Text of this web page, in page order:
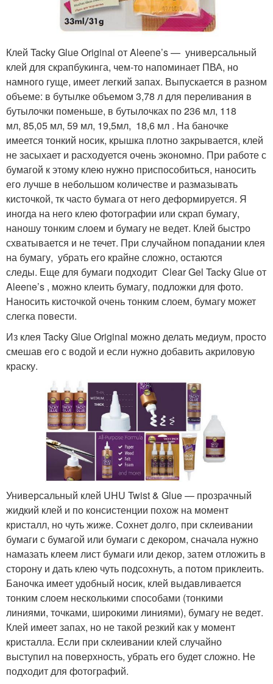
Клей Tacky Glue Original от Aleene’s — универсальный
клей для скрапбукинга, чем-то напоминает ПВА, но
намного гуще, имеет легкий запах. Выпускается в разном
объеме: в бутылке объемом 3,78 л для переливания в
бутылочки поменьше, в бутылочках по 236 мл, 118
мл, 85,05 мл, 59 мл, 19,5мл, 18,6 мл . На баночке
имеется тонкий носик, крышка плотно закрывается, клей
не засыхает и расходуется очень экономно. При работе с
бумагой к этому клею нужно приспособиться, наносить
его лучше в небольшом количестве и размазывать
кисточкой, тк часто бумага от него деформируется. Я
иногда на него клею фотографии или скрап бумагу,
наношу тонким слоем и бумагу не ведет. Клей быстро
схватывается и не течет. При случайном попадании клея
на бумагу, убрать его крайне сложно, остаются
следы. Еще для бумаги подходит Clear Gel Tacky Glue от
Aleene’s , можно клеить бумагу, подложки для фото.
Наносить кисточкой очень тонким слоем, бумагу может
слегка повести.
Из клея Tacky Glue Original можно делать медиум, просто
смешав его с водой и если нужно добавить акриловую
краску.
Универсальный клей UHU Twist & Glue — прозрачный
жидкий клей и по консистенции похож на момент
кристалл, но чуть жиже. Сохнет долго, при склеивании
бумаги с бумагой или бумаги с декором, сначала нужно
намазать клеем лист бумаги или декор, затем отложить в
сторону и дать клею чуть подсохнуть, а потом приклеить.
Баночка имеет удобный носик, клей выдавливается
тонким слоем несколькими способами (тонкими
линиями, точками, широкими линиями), бумагу не ведет.
Клей имеет запах, но не такой резкий как у момент
кристалла. Если при склеивании клей случайно
выступил на поверхность, убрать его будет сложно. Не
подходит для фотографий.